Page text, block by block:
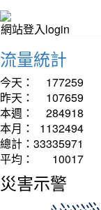
網站登入login
流量統計
今天：
177259
昨天：
107659
本週：
284918
本月：
1132494
總計： 33335971
平均：
10017
災害示警